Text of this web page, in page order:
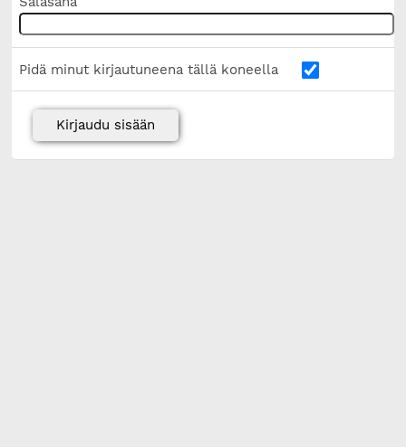
Pidä minut kirjautuneena tällä koneella